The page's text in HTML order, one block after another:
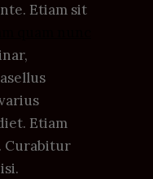
Etiam sit
Etiam
Curabitur